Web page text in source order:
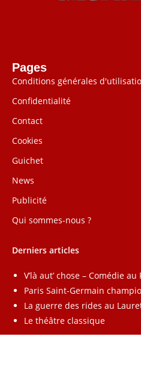
Pages
Conditions générales
Confidentialité
Contact
Cookies
Guichet
News
Publicité
Qui sommes-nous ?
Derniers articles
V’là aut’ chose – Comédie
Paris Saint-Germain
La guerre des rides au
Le théâtre classique